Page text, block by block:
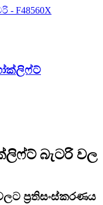
බැටරි වල
ප්‍රතිසංස්කරණය